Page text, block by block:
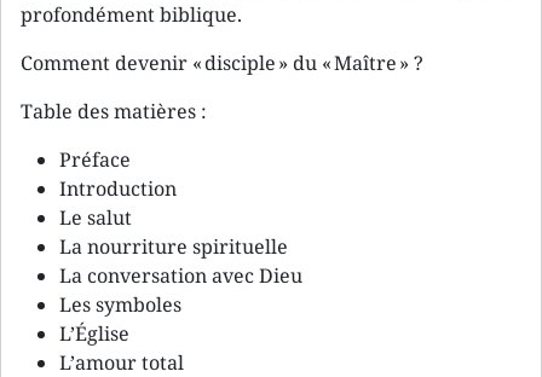
profondément biblique.
Comment devenir « disciple » du « Maître » ?
Table des matières :
Préface
Introduction
Le salut
La nourriture spirituelle
La conversation avec Dieu
Les symboles
L’Église
L’amour total